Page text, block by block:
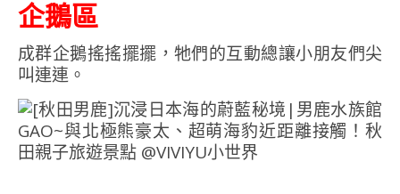
企鵝區
成群企鵝搖搖擺擺，牠們的互動總讓小朋友們尖
叫連連。